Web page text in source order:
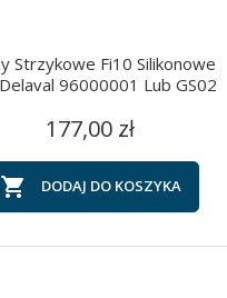
Szybki podgląd
Strzykowe Fi10 Silikonowe
96000001 Lub GS02
Cena
177,00 zł
 DODAJ DO KOSZYKA